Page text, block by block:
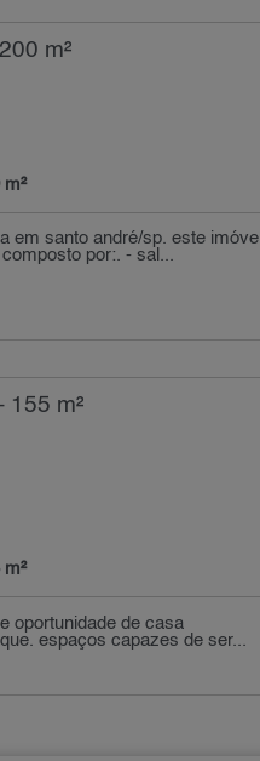
m²
m²
em santo andré/sp. este imóvel
por:. - sal...
155 m²
m²
oportunidade de casa
espaços capazes de ser...